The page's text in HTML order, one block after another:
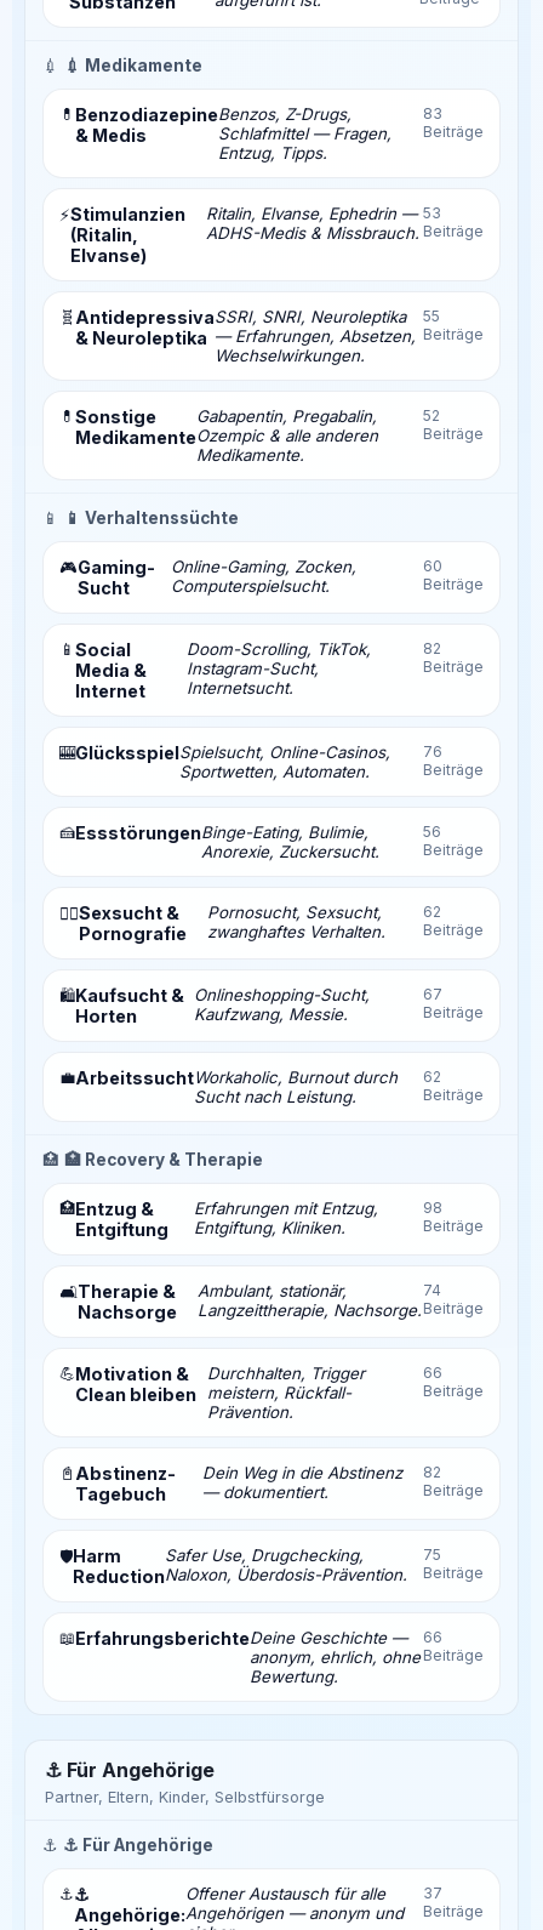
💉 💉 Medikamente
💊 Benzodiazepine
& Medis
Benzos, Z-Drugs,
Schlafmittel — Fragen,
Entzug, Tipps.
83
Beiträge
⚡Stimulanzien
(Ritalin,
Elvanse)
Ritalin, Elvanse, Ephedrin —
ADHS-Medis & Missbrauch.
53
Beiträge
🧬 Antidepressiva
& Neuroleptika
SSRI, SNRI, Neuroleptika
— Erfahrungen, Absetzen,
Wechselwirkungen.
55
Beiträge
💊 Sonstige
Medikamente
Gabapentin, Pregabalin,
Ozempic & alle anderen
Medikamente.
52
Beiträge
📱 📱 Verhaltenssüchte
🎮Gaming-
Sucht
Online-Gaming, Zocken,
Computerspielsucht.
60
Beiträge
📱 Social
Media &
Internet
Doom-Scrolling, TikTok,
Instagram-Sucht,
Internetsucht.
82
Beiträge
🎰GlücksspielSpielsucht, Online-Casinos,
Sportwetten, Automaten.
76
Beiträge
🍰EssstörungenBinge-Eating, Bulimie,
Anorexie, Zuckersucht.
56
Beiträge
❤️‍🔥Sexsucht &
Pornografie
Pornosucht, Sexsucht,
zwanghaftes Verhalten.
62
Beiträge
🛍️Kaufsucht &
Horten
Onlineshopping-Sucht,
Kaufzwang, Messie.
67
Beiträge
💼ArbeitssuchtWorkaholic, Burnout durch
Sucht nach Leistung.
62
Beiträge
🏥 🏥 Recovery & Therapie
🏥Entzug &
Entgiftung
Erfahrungen mit Entzug,
Entgiftung, Kliniken.
98
Beiträge
🛋️Therapie &
Nachsorge
Ambulant, stationär,
Langzeittherapie, Nachsorge.
74
Beiträge
💪Motivation &
Clean bleiben
Durchhalten, Trigger
meistern, Rückfall-
Prävention.
66
Beiträge
📓 Abstinenz-
Tagebuch
Dein Weg in die Abstinenz
— dokumentiert.
82
Beiträge
🛡️Harm
Reduction
Safer Use, Drugchecking,
Naloxon, Überdosis-Prävention.
75
Beiträge
📖ErfahrungsberichteDeine Geschichte —
anonym, ehrlich, ohne
Bewertung.
66
Beiträge
⚓ Für Angehörige
Partner, Eltern, Kinder, Selbstfürsorge
⚓ ⚓ Für Angehörige
⚓⚓
Angehörige:
Offener Austausch für alle
Angehörigen — anonym und
37
Beiträge